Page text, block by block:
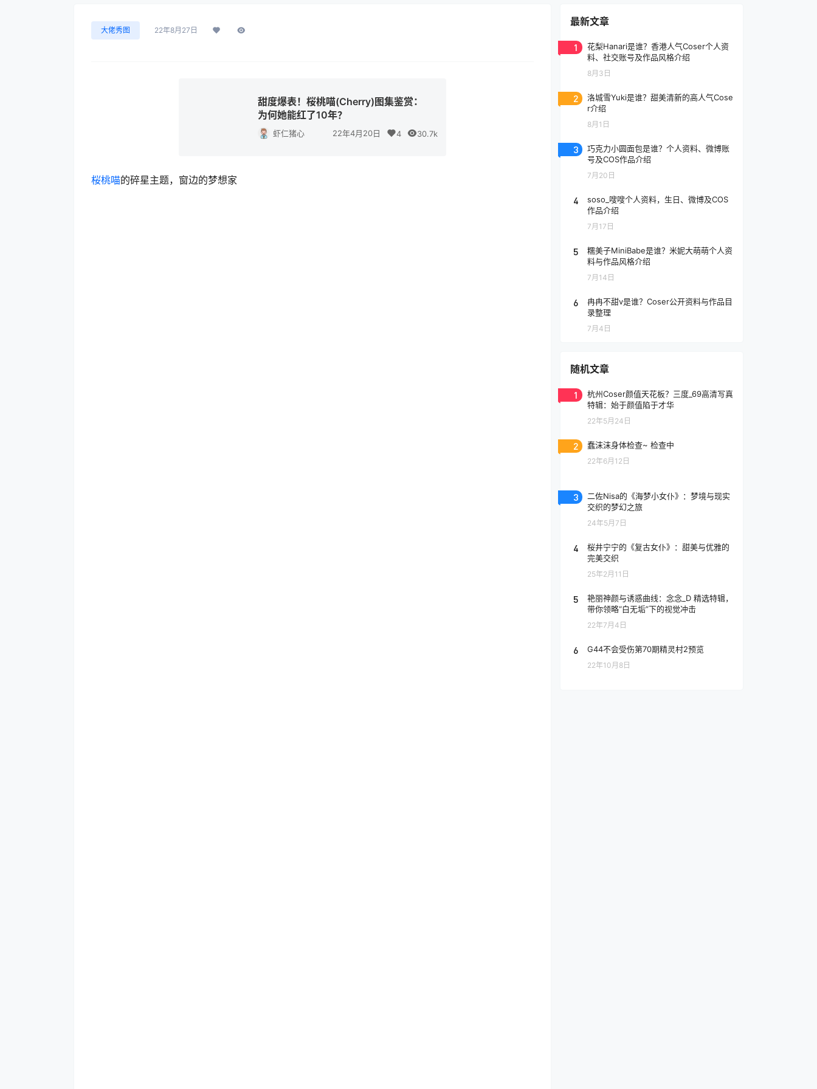
大佬秀图 22年8月27日
甜度爆表！桜桃喵(Cherry)图集鉴赏：
为何她能红了10年？
虾仁猪心 22年4月20日 4 30.7k
桜桃喵的碎星主题，窗边的梦想家
最新文章
1
花梨Hanari是谁？香港人气Coser个人资
料、社交账号及作品风格介绍
8月3日
2
洛城雪Yuki是谁？甜美清新的高人气Cose
r介绍
8月1日
3
巧克力小圆面包是谁？个人资料、微博账
号及COS作品介绍
7月20日
4
soso_嗖嗖个人资料，生日、微博及COS
作品介绍
7月17日
5
糯美子MiniBabe是谁？米妮大萌萌个人资
料与作品风格介绍
7月14日
6
冉冉不甜v是谁？Coser公开资料与作品目
录整理
7月4日
随机文章
1
杭州Coser颜值天花板？三度_69高清写真
特辑：始于颜值陷于才华
22年5月24日
2 蠢沫沫身体检查~ 检查中
22年6月12日
3
二佐Nisa的《海梦小女仆》：梦境与现实
交织的梦幻之旅
24年5月7日
4
桜井宁宁的《复古女仆》：甜美与优雅的
完美交织
25年2月11日
5
艳丽神颜与诱惑曲线：念念_D 精选特辑，
带你领略“白无垢”下的视觉冲击
22年7月4日
6 G44不会受伤第70期精灵村2预览
22年10月8日